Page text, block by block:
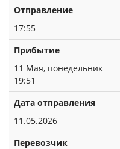
Отправление
17:55
Прибытие
11 Мая, понедельник
19:51
Дата отправления
11.05.2026
Перевозчик